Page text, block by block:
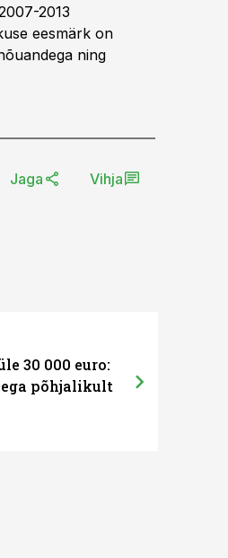
2013
eesmärk on
ning
Jaga Vihja
30 000 euro:
põhjalikult